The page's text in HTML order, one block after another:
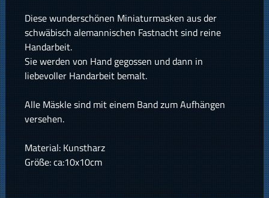
Diese wunderschönen Miniaturmasken aus der
schwäbisch alemannischen Fastnacht sind reine
Handarbeit.
Sie werden von Hand gegossen und dann in
liebevoller Handarbeit bemalt.
Alle Mäskle sind mit einem Band zum Aufhängen
versehen.
Material: Kunstharz
Größe: ca:10x10cm